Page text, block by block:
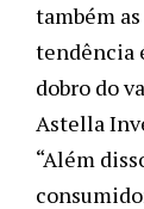
também
tendência
dobro do
Astella
“Além